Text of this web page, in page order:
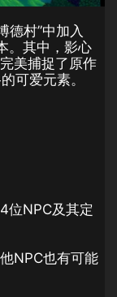
德村”中加入
。其中，影心
美捕捉了原作
可爱元素。
位NPC及其定
他NPC也有可能